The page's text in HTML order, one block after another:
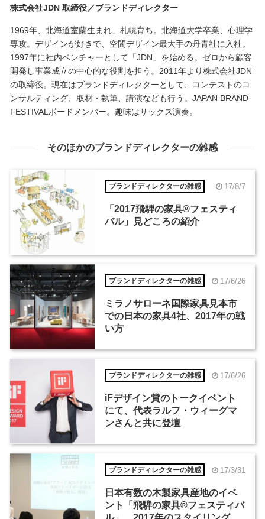
株式会社JDN 取締役／ブランドディレクター
1969年、北海道室蘭生まれ、札幌育ち。北海道大学卒業、心理学
専攻。デザインが好きで、空間デザイン最大手の丹青社に入社。
1997年に社内ベンチャーとして「JDN」を始める。ゼロから顧客
開発し事業成立の中心的な役割を担う。2011年より株式会社JDN
の取締役。現在はブランドディレクターとして、コンテストのコ
ンサルティング、取材・執筆、講演なども行う。JAPAN BRAND
FESTIVALボードメンバー。趣味はサックス演奏。
そのほかのブランドディレクターの雑感
ブランドディレクターの雑感 17/8/7
「2017飛騨の家具®︎フェスティ
バル」見どころの紹介
ブランドディレクターの雑感 17/6/26
ミラノサローネ国際家具見本市
での日本の家具4社、2017年の戦
い方
ブランドディレクターの雑感 17/6/26
iFデザイン賞のトークイベント
にて、代表ラルフ・ウィーグマ
ンさんと共に登壇
ブランドディレクターの雑感 17/3/31
日本有数の木製家具産地のイベ
ント「飛騨の家具®フェスティバ